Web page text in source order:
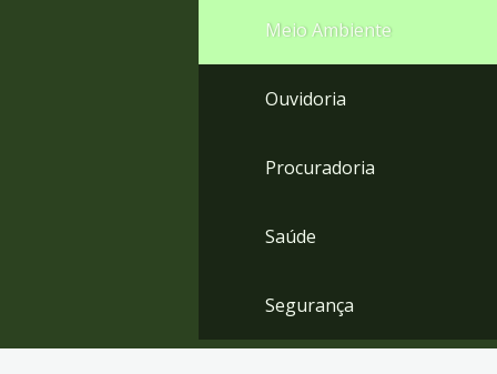
Meio Ambiente
Ouvidoria
Procuradoria
Saúde
Segurança